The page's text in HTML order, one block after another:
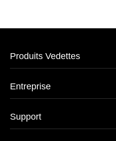
Produits Vedettes
Entreprise
Support